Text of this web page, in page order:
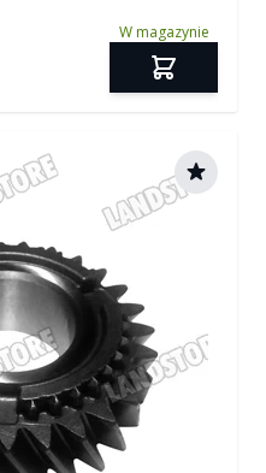
W magazynie